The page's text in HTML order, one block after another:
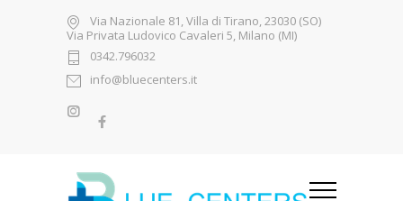
Via Nazionale 81, Villa di Tirano, 23030 (SO)
Via Privata Ludovico Cavaleri 5, Milano (MI)
0342.796032
info@bluecenters.it